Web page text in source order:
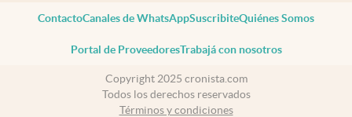
ContactoCanales de WhatsAppSuscribiteQuiénes Somos
Portal de ProveedoresTrabajá con nosotros
Copyright 2025 cronista.com
Todos los derechos reservados
Términos y condiciones